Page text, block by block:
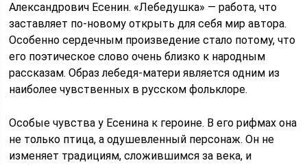
Александрович Есенин. «Лебедушка» — работа, что
заставляет по-новому открыть для себя мир автора.
Особенно сердечным произведение стало потому, что
его поэтическое слово очень близко к народным
рассказам. Образ лебедя-матери является одним из
наиболее чувственных в русском фольклоре.
Особые чувства у Есенина к героине. В его рифмах она
не только птица, а одушевленный персонаж. Он не
изменяет традициям, сложившимся за века, и